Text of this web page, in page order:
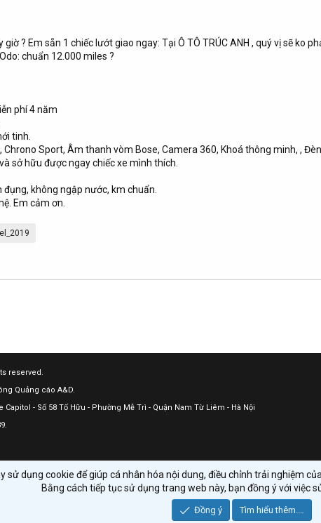
? Em sẵn 1 chiếc lướt giao ngay: Tại Ô TÔ TRÚC ANH , quý vị sẽ ko
chuẩn 12.000 miles ?
phí 4 năm
tinh.
Sport, Âm thanh vòm Bose, Camera 360, Khoá thông minh, ,
sở hữu được ngay chiếc xe mình thích.
không ngập nước, km chuẩn.
Em cảm ơn.
reserved.
Quảng cáo A&D.
Capitol - Số 58 Tố Hữu - Phường Mễ Trì - Quận Nam Từ Liêm - Hà Nội
sử dụng cookie để giúp cá nhân hóa nội dung, điều chỉnh trải nghiệm
Bằng cách tiếp tục sử dụng trang web này, bạn đồng ý với việc
Đồng ý Tìm hiểu thêm.…